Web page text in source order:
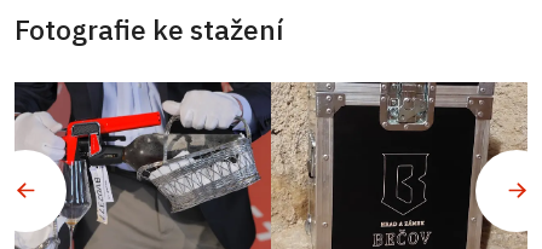
Fotografie ke stažení